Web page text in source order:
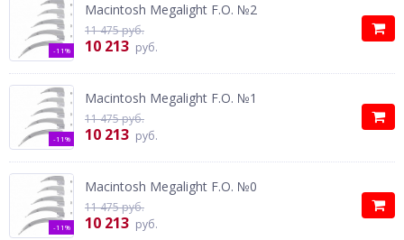
-11%
Macintosh Megalight F.O. №2
10 213 руб.
11 475 руб.
-11%
Macintosh Megalight F.O. №1
10 213 руб.
11 475 руб.
-11%
Macintosh Megalight F.O. №0
10 213 руб.
11 475 руб.